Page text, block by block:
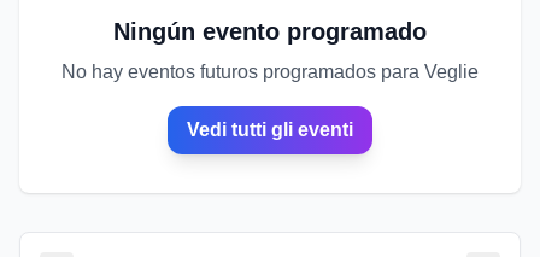
Ningún evento programado
No hay eventos futuros programados para Veglie
Vedi tutti gli eventi